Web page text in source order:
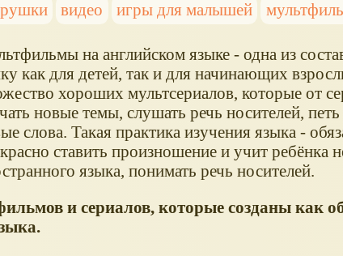
видео игры для малышей
на английском языке - одна из
как для детей, так и для начинающих
хороших мультсериалов, которые от
новые темы, слушать речь носителей,
слова. Такая практика изучения языка -
ставить произношение и учит ребёнка
языка, понимать речь носителей.
и сериалов, которые созданы как